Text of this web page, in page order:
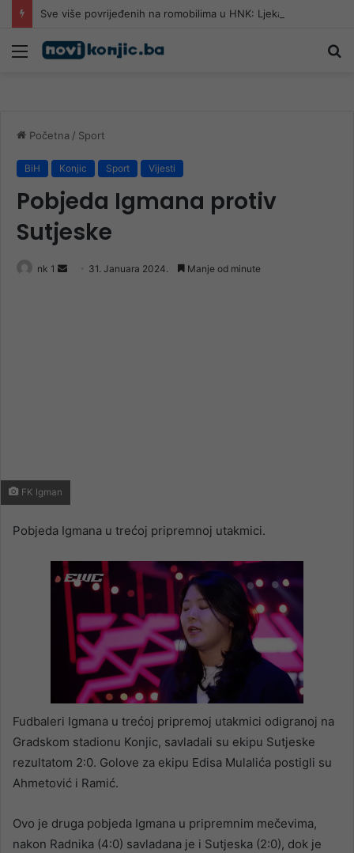
Meni
Početna / Sport
BiH Konjic Sport Vijesti
Pobjeda Igmana protiv
Sutjeske
nk 1
Send 31. Januara 2024. Manje od minute
FK Igman
Pobjeda Igmana u trećoj pripremnoj utakmici.
Fudbaleri Igmana u trećoj pripremoj utakmici odigranoj na
Gradskom stadionu Konjic, savladali su ekipu Sutjeske
rezultatom 2:0. Golove za ekipu Edisa Mulalića postigli su
Ahmetović i Ramić.
Ovo je druga pobjeda Igmana u pripremnim mečevima,
nakon Radnika (4:0) savladana je i Sutjeska (2:0), dok je